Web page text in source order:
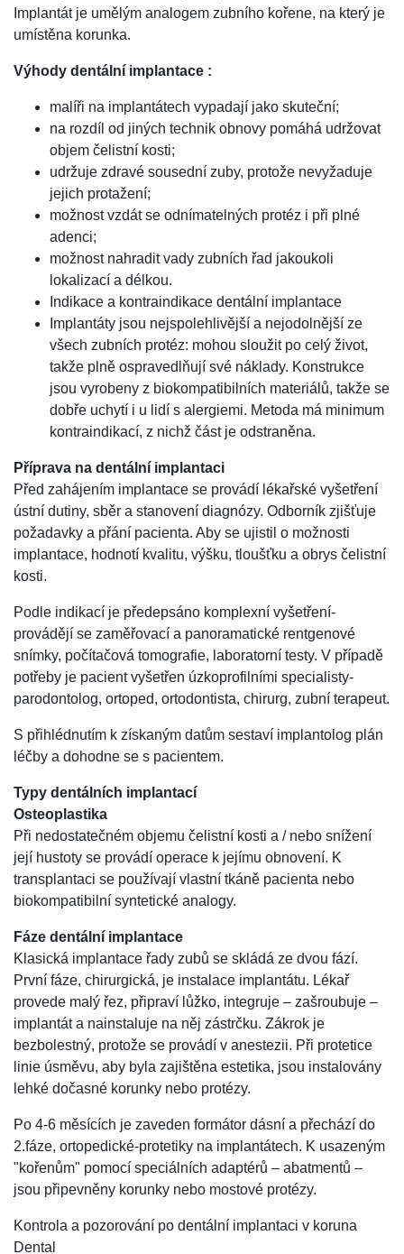
Implantát je umělým analogem zubního kořene, na který je
umístěna korunka.
Výhody dentální implantace :
malíři na implantátech vypadají jako skuteční;
na rozdíl od jiných technik obnovy pomáhá udržovat
objem čelistní kosti;
udržuje zdravé sousední zuby, protože nevyžaduje
jejich protažení;
možnost vzdát se odnímatelných protéz i při plné
adenci;
možnost nahradit vady zubních řad jakoukoli
lokalizací a délkou.
Indikace a kontraindikace dentální implantace
Implantáty jsou nejspolehlivější a nejodolnější ze
všech zubních protéz: mohou sloužit po celý život,
takže plně ospravedlňují své náklady. Konstrukce
jsou vyrobeny z biokompatibilních materiálů, takže se
dobře uchytí i u lidí s alergiemi. Metoda má minimum
kontraindikací, z nichž část je odstraněna.
Příprava na dentální implantaci
Před zahájením implantace se provádí lékařské vyšetření
ústní dutiny, sběr a stanovení diagnózy. Odborník zjišťuje
požadavky a přání pacienta. Aby se ujistil o možnosti
implantace, hodnotí kvalitu, výšku, tloušťku a obrys čelistní
kosti.
Podle indikací je předepsáno komplexní vyšetření-
provádějí se zaměřovací a panoramatické rentgenové
snímky, počítačová tomografie, laboratorní testy. V případě
potřeby je pacient vyšetřen úzkoprofilními specialisty-
parodontolog, ortoped, ortodontista, chirurg, zubní terapeut.
S přihlédnutím k získaným datům sestaví implantolog plán
léčby a dohodne se s pacientem.
Typy dentálních implantací
Osteoplastika
Při nedostatečném objemu čelistní kosti a / nebo snížení
její hustoty se provádí operace k jejímu obnovení. K
transplantaci se používají vlastní tkáně pacienta nebo
biokompatibilní syntetické analogy.
Fáze dentální implantace
Klasická implantace řady zubů se skládá ze dvou fází.
První fáze, chirurgická, je instalace implantátu. Lékař
provede malý řez, připraví lůžko, integruje – zašroubuje –
implantát a nainstaluje na něj zástrčku. Zákrok je
bezbolestný, protože se provádí v anestezii. Při protetice
linie úsměvu, aby byla zajištěna estetika, jsou instalovány
lehké dočasné korunky nebo protézy.
Po 4-6 měsících je zaveden formátor dásní a přechází do
2.fáze, ortopedické-protetiky na implantátech. K usazeným
"kořenům" pomocí speciálních adaptérů – abatmentů –
jsou připevněny korunky nebo mostové protézy.
Kontrola a pozorování po dentální implantaci v koruna
Dental